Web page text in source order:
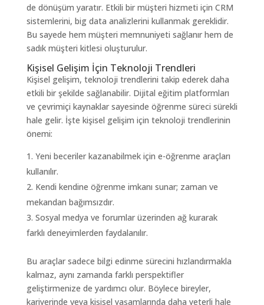
de dönüşüm yaratır. Etkili bir müşteri hizmeti için CRM
sistemlerini, big data analizlerini kullanmak gereklidir.
Bu sayede hem müşteri memnuniyeti sağlanır hem de
sadık müşteri kitlesi oluşturulur.
Kişisel Gelişim İçin Teknoloji Trendleri
Kişisel gelişim, teknoloji trendlerini takip ederek daha
etkili bir şekilde sağlanabilir. Dijital eğitim platformları
ve çevrimiçi kaynaklar sayesinde öğrenme süreci sürekli
hale gelir. İşte kişisel gelişim için teknoloji trendlerinin
önemi:
Yeni beceriler kazanabilmek için e-öğrenme araçları
kullanılır.
Kendi kendine öğrenme imkanı sunar; zaman ve
mekandan bağımsızdır.
Sosyal medya ve forumlar üzerinden ağ kurarak
farklı deneyimlerden faydalanılır.
Bu araçlar sadece bilgi edinme sürecini hızlandırmakla
kalmaz, aynı zamanda farklı perspektifler
geliştirmenize de yardımcı olur. Böylece bireyler,
kariyerinde veya kişisel yaşamlarında daha yeterli hale